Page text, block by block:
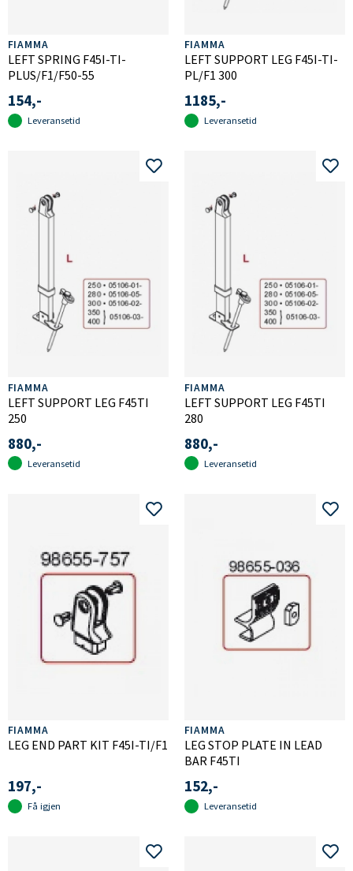
FIAMMA
LEFT SPRING F45I-TI-
PLUS/F1/F50-55
154,-
Leveransetid
FIAMMA
LEFT SUPPORT LEG F45I-TI-
PL/F1 300
1185,-
Leveransetid
FIAMMA
LEFT SUPPORT LEG F45TI
250
880,-
Leveransetid
FIAMMA
LEFT SUPPORT LEG F45TI
280
880,-
Leveransetid
FIAMMA
LEG END PART KIT F45I-TI/F1
197,-
Få igjen
FIAMMA
LEG STOP PLATE IN LEAD
BAR F45TI
152,-
Leveransetid